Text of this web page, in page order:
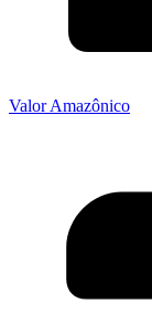
Valor Amazônico